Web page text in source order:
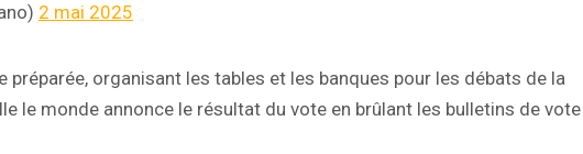
2 mai 2025
préparée, organisant les tables et les banques pour les débats de la
le monde annonce le résultat du vote en brûlant les bulletins de vote